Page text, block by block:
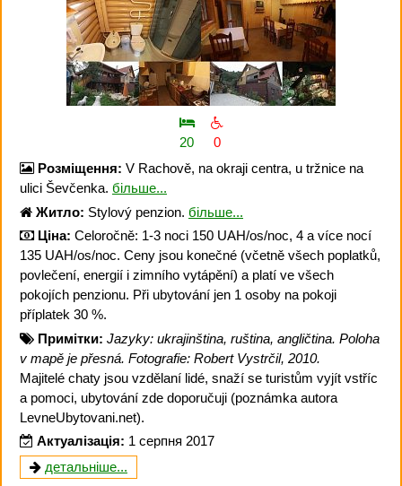
20
0
Розміщення: V Rachově, na okraji centra, u tržnice na
ulici Ševčenka. більше...
Житло: Stylový penzion. більше...
Ціна: Celoročně: 1-3 noci 150 UAH/os/noc, 4 a více nocí
135 UAH/os/noc. Ceny jsou konečné (včetně všech poplatků,
povlečení, energií i zimního vytápění) a platí ve všech
pokojích penzionu. Při ubytování jen 1 osoby na pokoji
příplatek 30 %.
Примітки: Jazyky: ukrajinština, ruština, angličtina. Poloha
v mapě je přesná. Fotografie: Robert Vystrčil, 2010.
Majitelé chaty jsou vzdělaní lidé, snaží se turistům vyjít vstříc
a pomoci, ubytování zde doporučuji (poznámka autora
LevneUbytovani.net).
Актуалізація: 1 серпня 2017
детальніше...